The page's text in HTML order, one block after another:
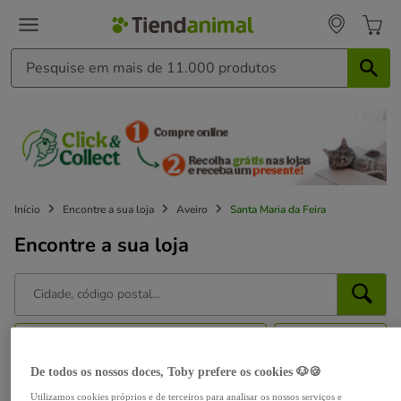
Início Encontre a sua loja Aveiro Santa Maria da Feira
Encontre a sua loja
Aberto agora
De todos os nossos doces, Toby prefere os cookies 🐶🍪
Utilizamos cookies próprios e de terceiros para analisar os nossos serviços e